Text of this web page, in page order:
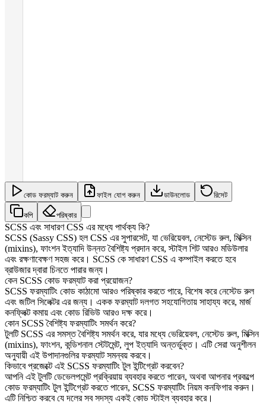
কোড ফরম্যাট করুন ফাইল যোগ করুন ডাউনলোড রিসেট
কপি পরিষ্কার
SCSS এবং সাধারণ CSS এর মধ্যে পার্থক্য কি?
SCSS (Sassy CSS) হল CSS এর সুপারসেট, যা ভেরিয়েবল, নেস্টেড রুল, মিক্সিন
(mixins), ফাংশন ইত্যাদি উন্নত বৈশিষ্ট্য প্রদান করে, স্টাইল শিট আরও মডিউলার
এবং রক্ষণাবেক্ষণ সহজ করে। SCSS কে সাধারণ CSS এ কম্পাইল করতে হবে
ব্রাউজার দ্বারা চিনতে পারার জন্য।
কেন SCSS কোড ফরম্যাট করা প্রয়োজন?
SCSS ফরম্যাটিং কোড কাঠামো আরও পরিষ্কার করতে পারে, বিশেষ করে নেস্টেড রুল
এবং জটিল সিলেক্টর এর জন্য। একক ফরম্যাট দলগত সহযোগিতায় সাহায্য করে, মার্জ
কনফ্লিক্ট কমায় এবং কোড রিভিউ আরও দক্ষ করে।
কোন SCSS বৈশিষ্ট্য ফরম্যাটিং সমর্থন করে?
টুলটি SCSS এর সমস্ত বৈশিষ্ট্য সমর্থন করে, যার মধ্যে ভেরিয়েবল, নেস্টেড রুল, মিক্সিন
(mixins), ফাংশন, কন্ডিশনাল স্টেটমেন্ট, লুপ ইত্যাদি অন্তর্ভুক্ত। এটি সেরা অনুশীলন
অনুযায়ী এই উপাদানগুলির ফরম্যাট সমন্বয় করবে।
কিভাবে প্রজেক্টে এই SCSS ফরম্যাটিং টুল ইন্টিগ্রেট করবেন?
আপনি এই টুলটি ডেভেলপমেন্ট প্রক্রিয়ায় ব্যবহার করতে পারেন, অথবা আপনার প্রকল্পে
কোড ফরম্যাটিং টুল ইন্টিগ্রেট করতে পারেন, SCSS ফরম্যাটিং নিয়ম কনফিগার করুন।
এটি নিশ্চিত করবে যে দলের সব সদস্য একই কোড স্টাইল ব্যবহার করে।